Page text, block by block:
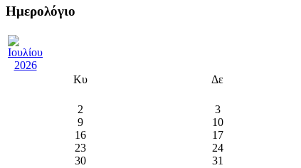
Ημερολόγιο
Κυ Δε
2
3
9
10
16
17
23
24
30
31